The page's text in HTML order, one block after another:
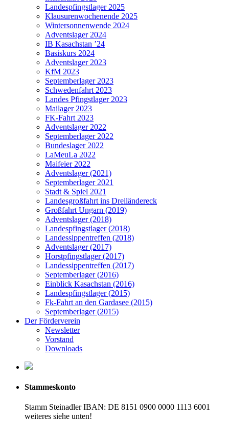
Landespfingstlager 2025
Klausurenwochenende 2025
Wintersonnenwende 2024
Adventslager 2024
IB Kasachstan ’24
Basiskurs 2024
Adventslager 2023
KfM 2023
Septemberlager 2023
Schwedenfahrt 2023
Landes Pfingstlager 2023
Mailager 2023
FK-Fahrt 2023
Adventslager 2022
Septemberlager 2022
Bundeslager 2022
LaMeuLa 2022
Maifeier 2022
Adventslager (2021)
Septemberlager 2021
Stadt & Spiel 2021
Landesgroßfahrt ins Dreiländereck
Großfahrt Ungarn (2019)
Adventslager (2018)
Landespfingstlager (2018)
Landessippentreffen (2018)
Adventslager (2017)
Horstpfingstlager (2017)
Landessippentreffen (2017)
Septemberlager (2016)
Einblick Kasachstan (2016)
Landespfingstlager (2015)
Fk-Fahrt an den Gardasee (2015)
Septemberlager (2015)
Der Förderverein
Newsletter
Vorstand
Downloads
Stammeskonto
Stamm Steinadler IBAN: DE 8151 0900 0000 1113 6001
weiteres siehe unten!